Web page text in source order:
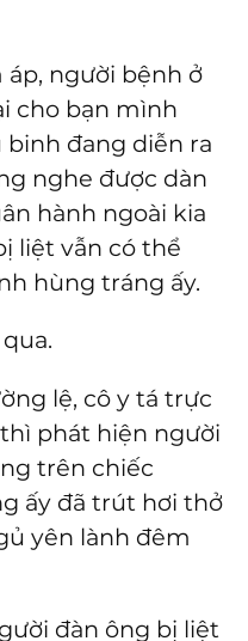
người bệnh ở
cho bạn mình
đang diễn ra
nghe được dàn
hành ngoài kia
liệt vẫn có thể
hùng tráng ấy.
lệ, cô y tá trực
phát hiện người
trên chiếc
ấy đã trút hơi thở
yên lành đêm
đàn ông bị liệt